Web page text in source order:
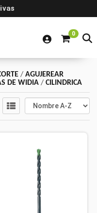
0
/ AGUJEREAR
DE WIDIA / CILINDRICA